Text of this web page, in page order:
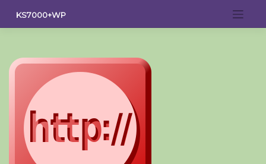
contenido
KS7000+WP